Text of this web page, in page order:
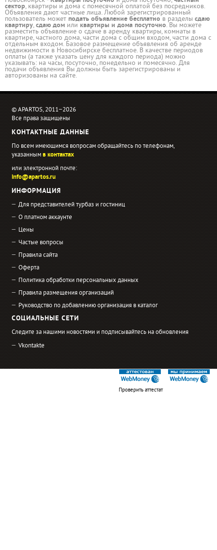
сектор, квартиры и дома с помесячной оплатой без посредников.
Объявления дают частные лица. Любой зарегистрированный
пользователь может подать объявление бесплатно в разделы сдаю
квартиру,сдаю дом или квартиры и дома посуточно. Вы можете
разместить объявление о сдаче в аренду квартиры, комнаты в
квартире, частного дома, части дома с общим входом, части дома с
отдельным входом. Базовое размещение объявления об аренде
недвижимости в Новосибирске бесплатное. В качестве периодов
оплаты (а также указать цену для каждого периода) можно
указывать: на часы, посуточно, понедельно и помесячно. Для
подачи объявления Вы должны быть зарегистрированы и
авторизованы на сайте.
© APARTOS, 2011−2026
Все права защищены
КОНТАКТНЫЕ ДАННЫЕ
По всем имеющимся вопросам обращайтесь по телефонам,
указаннымв контактах
или электронной почте:
info@apartos.ru
ИНФОРМАЦИЯ
Для представителей турбаз и гостиниц
О платном аккаунте
Цены
Частые вопросы
Правила сайта
Оферта
Политика обработки персональных данных
Правила размещения организаций
Руководство по добавлению организация в каталог
СОЦИАЛЬНЫЕ СЕТИ
Следите за нашими новостями и подписывайтесь на обновления
Vkontakte
Проверить аттестат